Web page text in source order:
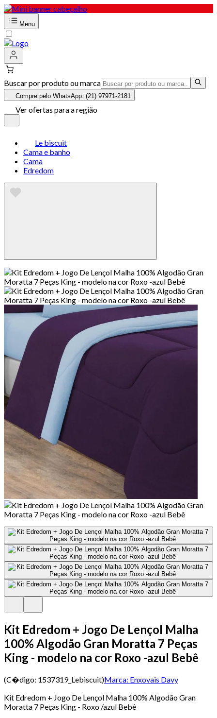
Menu
Buscar por produto ou marca
Compre pelo WhatsApp: (21) 97971-2181
Ver ofertas para a região
Le biscuit
Cama e banho
Cama
Edredom
Kit Edredom + Jogo De Lençol Malha
100% Algodão Gran Moratta 7 Peças
King - modelo na cor Roxo -azul Bebê
(C�digo: 1537319_Lebiscuit)Marca: Enxovais Davy
Kit Edredom + Jogo De Lençol Malha 100% Algodão Gran
Moratta 7 Peças King - Roxo /azul Bebê